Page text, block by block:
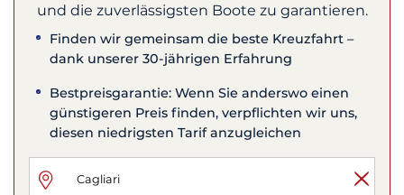
und die zuverlässigsten Boote zu garantieren.
Finden wir gemeinsam die beste Kreuzfahrt –
dank unserer 30-jährigen Erfahrung
Bestpreisgarantie: Wenn Sie anderswo einen
günstigeren Preis finden, verpflichten wir uns,
diesen niedrigsten Tarif anzugleichen